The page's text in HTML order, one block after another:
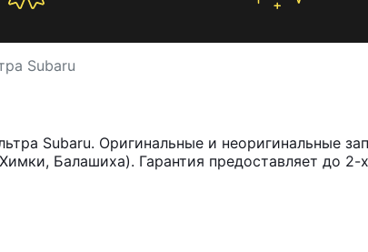
Subaru
Subaru. Оригинальные и неоригинальные
Балашиха). Гарантия предоставляет до 2-